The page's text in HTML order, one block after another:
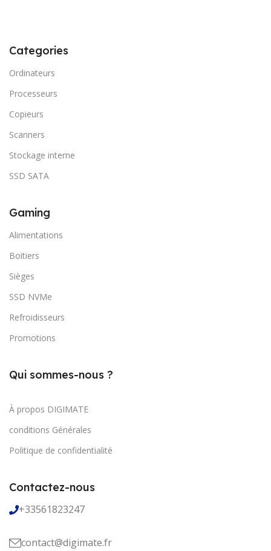
Categories
Ordinateurs
Processeurs
Copieurs
Scanners
Stockage interne
SSD SATA
Gaming
Alimentations
Boitiers
Sièges
SSD NVMe
Refroidisseurs
Promotions
Qui sommes-nous ?
À propos DIGIMATE
conditions Générales
Politique de confidentialité
Contactez-nous
+33561823247
contact@digimate.fr